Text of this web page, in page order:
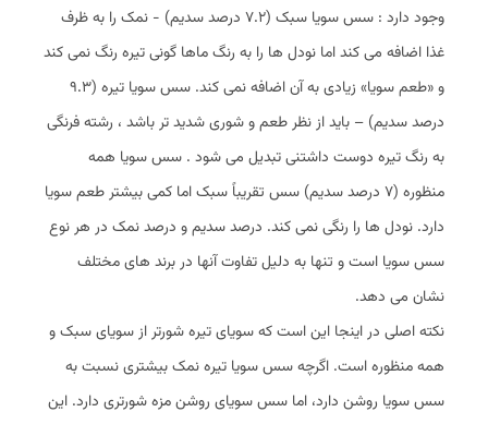
وجود دارد : سس سویا سبک (7.2 درصد سدیم) - نمک را به ظرف
غذا اضافه می کند اما نودل ها را به رنگ ماها گونی تیره رنگ نمی کند
و «طعم سویا» زیادی به آن اضافه نمی کند. سس سویا تیره (9.3
درصد سدیم) – باید از نظر طعم و شوری شدید تر باشد ، رشته فرنگی
به رنگ تیره دوست داشتنی تبدیل می شود . سس سویا همه
منظوره (7 درصد سدیم) سس تقریباً سبک اما کمی بیشتر طعم سویا
دارد. نودل ها را رنگی نمی کند. درصد سدیم و درصد نمک در هر نوع
سس سویا است و تنها به دلیل تفاوت آنها در برند های مختلف
نشان می دهد.
نکته اصلی در اینجا این است که سویای تیره شورتر از سویای سبک و
همه منظوره است. اگرچه سس سویا تیره نمک بیشتری نسبت به
سس سویا روشن دارد، اما سس سویای روشن مزه شورتری دارد. این